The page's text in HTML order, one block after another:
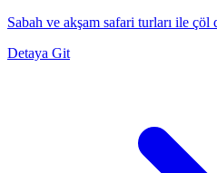
Sabah ve akşam safari turları ile çöl
Detaya Git